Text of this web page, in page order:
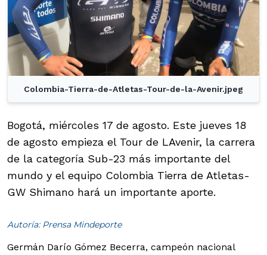
Colombia-Tierra-de-Atletas-Tour-de-la-Avenir.jpeg
Bogotá, miércoles 17 de agosto. Este jueves 18
de agosto empieza el Tour de LAvenir, la carrera
de la categoría Sub-23 más importante del
mundo y el equipo Colombia Tierra de Atletas-
GW Shimano hará un importante aporte.
Autoría: Prensa Mindeporte
Germán Darío Gómez Becerra, campeón nacional